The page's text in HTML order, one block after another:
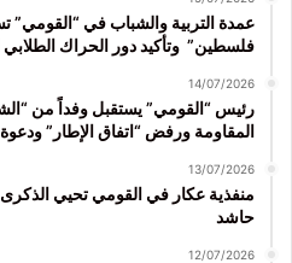
عمدة التربية والشباب في “القومي”
فلسطين” وتأكيد دور الحراك
14/07/2026
رئيس “القومي” يستقبل وفداً من
المقاومة ورفض “اتفاق الإطار” ودعوة
13/07/2026
حاشد
12/07/2026